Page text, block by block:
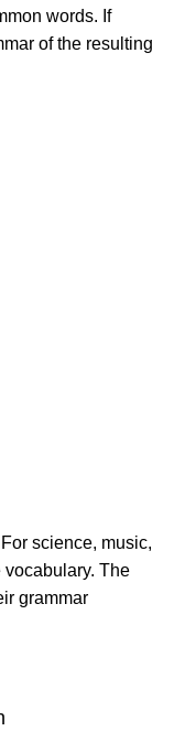
words. If
of the resulting
science, music,
vocabulary. The
grammar.